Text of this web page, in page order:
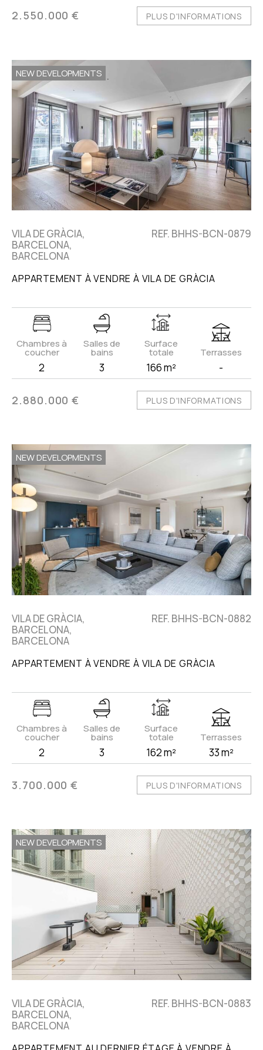
2.550.000 € PLUS D'INFORMATIONS
NEW DEVELOPMENTS
VILA DE GRÀCIA,
BARCELONA,
BARCELONA
REF. BHHS-BCN-0879
APPARTEMENT À VENDRE À VILA DE GRÀCIA
Chambres à
coucher
2
Salles de
bains
3
Surface
totale
166 m²
Terrasses
-
2.880.000 € PLUS D'INFORMATIONS
NEW DEVELOPMENTS
VILA DE GRÀCIA,
BARCELONA,
BARCELONA
REF. BHHS-BCN-0882
APPARTEMENT À VENDRE À VILA DE GRÀCIA
Chambres à
coucher
2
Salles de
bains
3
Surface
totale
162 m²
Terrasses
33 m²
3.700.000 € PLUS D'INFORMATIONS
NEW DEVELOPMENTS
VILA DE GRÀCIA,
BARCELONA,
BARCELONA
REF. BHHS-BCN-0883